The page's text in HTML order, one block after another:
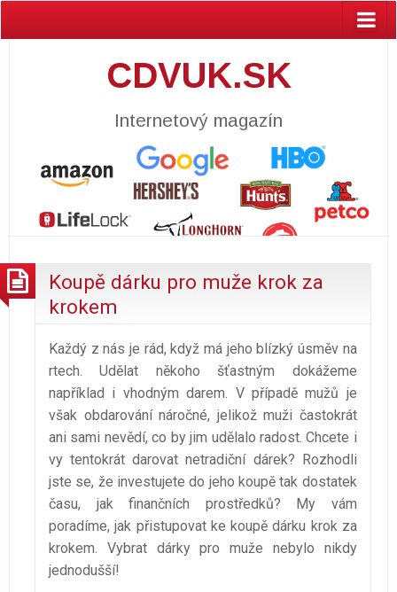
CDVUK.SK
Internetový magazín
Koupě dárku pro muže krok za
krokem
Každý z nás je rád, když má jeho blízký úsměv na
rtech. Udělat někoho šťastným dokážeme
například i vhodným darem. V případě mužů je
však obdarování náročné, jelikož muži častokrát
ani sami nevědí, co by jim udělalo radost. Chcete i
vy tentokrát darovat netradiční dárek? Rozhodli
jste se, že investujete do jeho koupě tak dostatek
času, jak finančních prostředků? My vám
poradíme, jak přistupovat ke koupě dárku krok za
krokem. Vybrat dárky pro muže nebylo nikdy
jednodušší!